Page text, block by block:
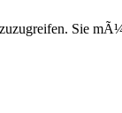
Sie